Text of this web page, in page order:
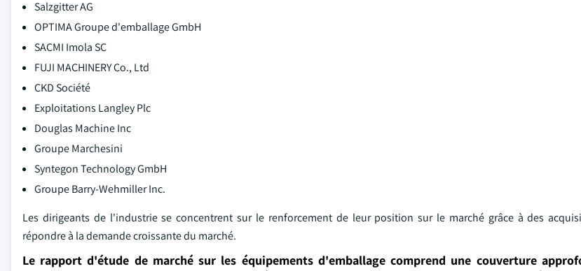
Salzgitter AG
OPTIMA Groupe d'emballage GmbH
SACMI Imola SC
FUJI MACHINERY Co., Ltd
CKD Société
Exploitations Langley Plc
Douglas Machine Inc
Groupe Marchesini
Syntegon Technology GmbH
Groupe Barry-Wehmiller Inc.
Les dirigeants de l'industrie se concentrent sur le renforcement de leur position sur le marché grâce à des
répondre à la demande croissante du marché.
Le rapport d'étude de marché sur les équipements d'emballage comprend une couverture